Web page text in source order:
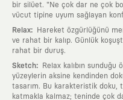
bir silüet. "Ne çok dar ne çok
vücut tipine uyum sağlayan
Relax:
Hareket özgürlüğünü
ve rahat bir kalıp. Günlük
rahat bir duruş.
Sketch:
Relax kalıbın sunduğu
yüzeylerin aksine kendinden
tasarım. Bu karakteristik
katmakla kalmaz; teninde çok